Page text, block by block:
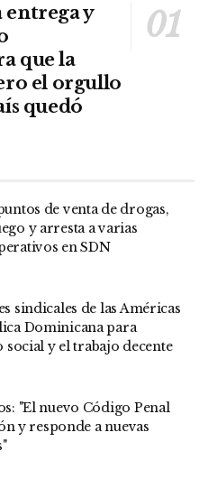
entrega y
que la
el orgullo
quedó
de venta de drogas,
y arresta a varias
en SDN
sindicales de las Américas
Dominicana para
y el trabajo decente
"El nuevo Código Penal
y responde a nuevas